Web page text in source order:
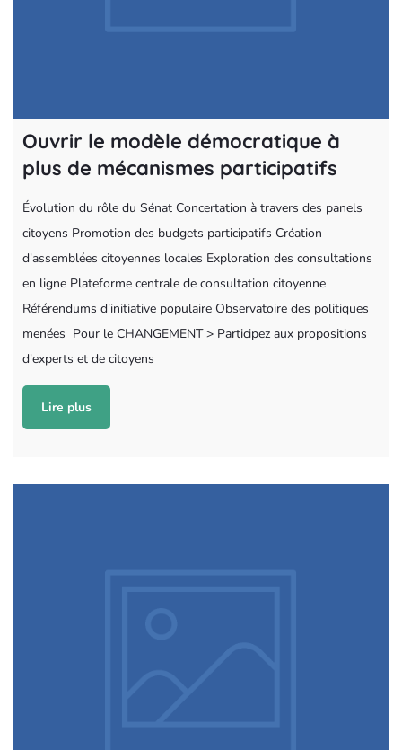
Ouvrir le modèle démocratique à
plus de mécanismes participatifs
Évolution du rôle du Sénat Concertation à travers des panels
citoyens Promotion des budgets participatifs Création
d'assemblées citoyennes locales Exploration des consultations
en ligne Plateforme centrale de consultation citoyenne
Référendums d'initiative populaire Observatoire des politiques
menées Pour le CHANGEMENT > Participez aux propositions
d'experts et de citoyens
Lire plus